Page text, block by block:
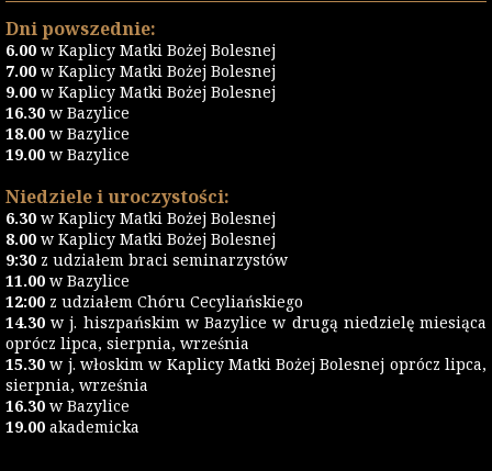
Dni powszednie:
6.00 w Kaplicy Matki Bożej Bolesnej
7.00 w Kaplicy Matki Bożej Bolesnej
9.00 w Kaplicy Matki Bożej Bolesnej
16.30 w Bazylice
18.00 w Bazylice
19.00 w Bazylice
Niedziele i uroczystości:
6.30 w Kaplicy Matki Bożej Bolesnej
8.00 w Kaplicy Matki Bożej Bolesnej
9:30 z udziałem braci seminarzystów
11.00 w Bazylice
12:00 z udziałem Chóru Cecyliańskiego
14.30 w j. hiszpańskim w Bazylice w drugą niedzielę miesiąca
oprócz lipca, sierpnia, września
15.30 w j. włoskim w Kaplicy Matki Bożej Bolesnej oprócz lipca,
sierpnia, września
16.30 w Bazylice
19.00 akademicka